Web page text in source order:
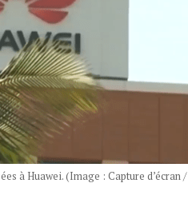
à Huawei. (Image : Capture d’écran /